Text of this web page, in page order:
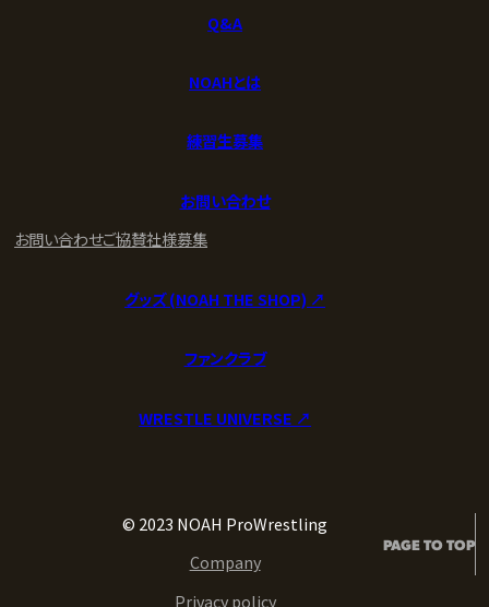
Q&A
NOAHとは
練習生募集
お問い合わせ
お問い合わせご協賛社様募集
グッズ (NOAH THE SHOP) ↗︎
ファンクラブ
WRESTLE UNIVERSE ↗︎
© 2023 NOAH ProWrestling
Company
Privacy policy
PAGE TO TOP